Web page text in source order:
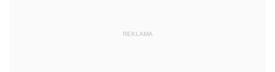
REKLAMA